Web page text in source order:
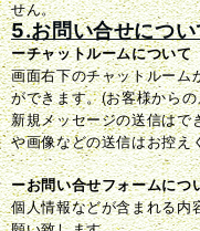
せん。
5.お問い合せについ
ーチャットルームについて
画面右下のチャットルーム
ができます。(お客様から
新規メッセージの送信はで
や画像などの送信はお控え
ーお問い合せフォームにつ
個人情報などが含まれる内